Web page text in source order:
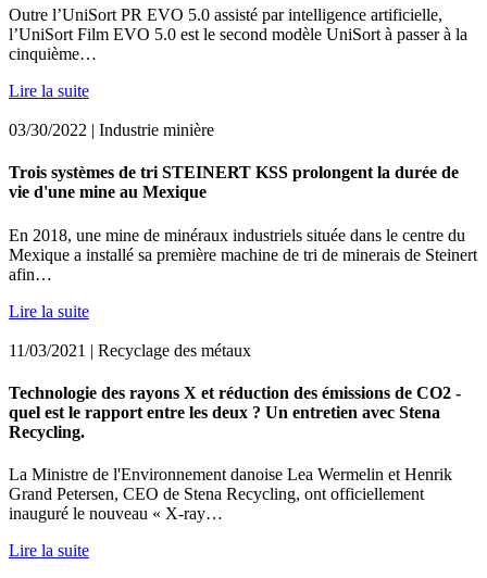
Outre l’UniSort PR EVO 5.0 assisté par intelligence artificielle,
l’UniSort Film EVO 5.0 est le second modèle UniSort à passer à la
cinquième…
Lire la suite
03/30/2022 | Industrie minière
Trois systèmes de tri STEINERT KSS prolongent la durée de
vie d'une mine au Mexique
En 2018, une mine de minéraux industriels située dans le centre du
Mexique a installé sa première machine de tri de minerais de Steinert
afin…
Lire la suite
11/03/2021 | Recyclage des métaux
Technologie des rayons X et réduction des émissions de CO2 -
quel est le rapport entre les deux ? Un entretien avec Stena
Recycling.
La Ministre de l'Environnement danoise Lea Wermelin et Henrik
Grand Petersen, CEO de Stena Recycling, ont officiellement
inauguré le nouveau « X-ray…
Lire la suite